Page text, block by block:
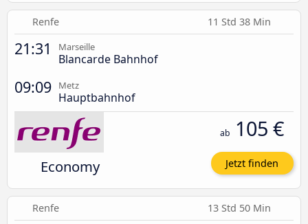
Renfe 11 Std 38 Min
21:31 Marseille
Blancarde Bahnhof
09:09 Metz
Hauptbahnhof
Economy
ab 105 €
Jetzt finden
Renfe 13 Std 50 Min